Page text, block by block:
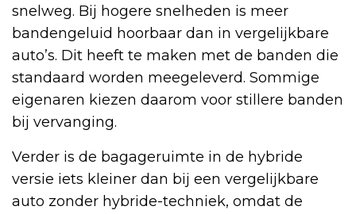
snelweg. Bij hogere snelheden is meer
bandengeluid hoorbaar dan in vergelijkbare
auto’s. Dit heeft te maken met de banden die
standaard worden meegeleverd. Sommige
eigenaren kiezen daarom voor stillere banden
bij vervanging.
Verder is de bagageruimte in de hybride
versie iets kleiner dan bij een vergelijkbare
auto zonder hybride-techniek, omdat de